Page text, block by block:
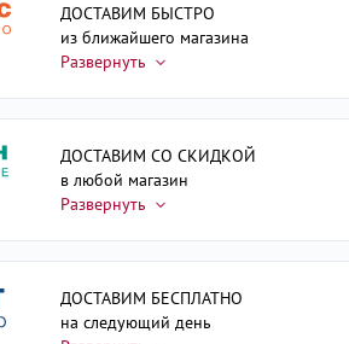
ДОСТАВИМ БЫСТРО
из ближайшего магазина
ДОСТАВИМ СО СКИДКОЙ
в любой магазин
ДОСТАВИМ БЕСПЛАТНО
на следующий день